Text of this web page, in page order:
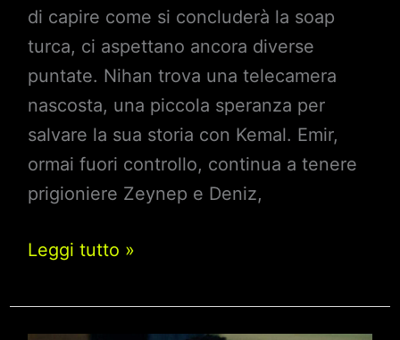
di capire come si concluderà la soap
turca, ci aspettano ancora diverse
puntate. Nihan trova una telecamera
nascosta, una piccola speranza per
salvare la sua storia con Kemal. Emir,
ormai fuori controllo, continua a tenere
prigioniere Zeynep e Deniz,
Endless
anticipazioni
Leggi tutto »